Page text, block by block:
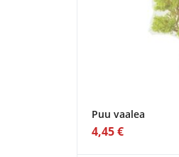
Puu vaalea
4,45 €